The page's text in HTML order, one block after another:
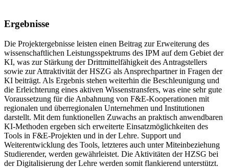
Ergebnisse
Die Projektergebnisse leisten einen Beitrag zur Erweiterung des
wissenschaftlichen Leistungsspektrums des IPM auf dem Gebiet der
KI, was zur Stärkung der Drittmittelfähigkeit des Antragstellers
sowie zur Attraktivität der HSZG als Ansprechpartner in Fragen der
KI beiträgt. Als Ergebnis stehen weiterhin die Beschleunigung und
die Erleichterung eines aktiven Wissenstransfers, was eine sehr gute
Voraussetzung für die Anbahnung von F&E-Kooperationen mit
regionalen und überregionalen Unternehmen und Institutionen
darstellt. Mit dem funktionellen Zuwachs an praktisch anwendbaren
KI-Methoden ergeben sich erweiterte Einsatzmöglichkeiten des
Tools in F&E-Projekten und in der Lehre. Support und
Weiterentwicklung des Tools, letzteres auch unter Miteinbeziehung
Studierender, werden gewährleistet. Die Aktivitäten der HZSG bei
der Digitalisierung der Lehre werden somit flankierend unterstützt.